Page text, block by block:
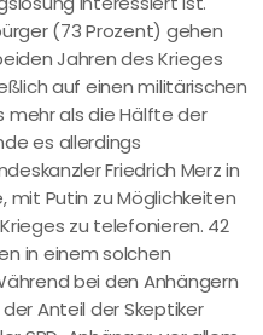
(73 Prozent) gehen
Jahren des Krieges
auf einen militärischen
mehr als die Hälfte der
es allerdings
Friedrich Merz in
mit Putin zu Möglichkeiten
zu telefonieren. 42
in einem solchen
bei den Anhängern
Anteil der Skeptiker